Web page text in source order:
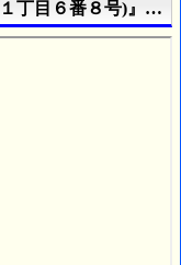
丁目６番８号)』の